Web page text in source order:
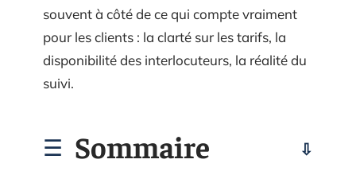
souvent à côté de ce qui compte vraiment
pour les clients : la clarté sur les tarifs, la
disponibilité des interlocuteurs, la réalité du
suivi.
Sommaire